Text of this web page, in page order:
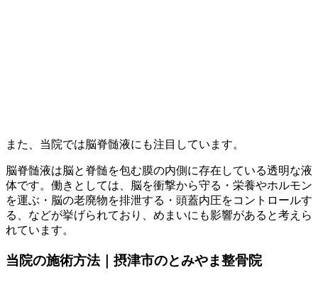
また、当院では脳脊髄液にも注目しています。
脳脊髄液は脳と脊髄を包む膜の内側に存在している透明な液
体です。働きとしては、脳を衝撃から守る・栄養やホルモン
を運ぶ・脳の老廃物を排泄する・頭蓋内圧をコントロールす
る、などが挙げられており、めまいにも影響があると考えら
れています。
当院の施術方法｜摂津市のとみやま整骨院